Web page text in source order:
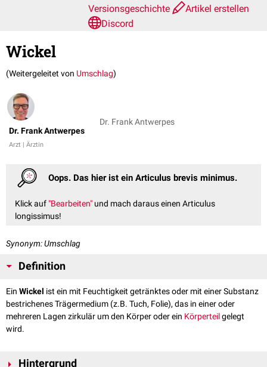
Versionsgeschichte
Artikel erstellen
Discord
Wickel
(Weitergeleitet von Umschlag)
Dr. Frank Antwerpes
Arzt | Ärztin
Dr. Frank Antwerpes
Oops. Das hier ist ein Articulus brevis minimus.
Klick auf "Bearbeiten" und mach daraus einen Articulus
longissimus!
Synonym: Umschlag
Definition
Ein Wickel ist ein mit Feuchtigkeit getränktes oder mit einer Substanz
bestrichenes Trägermedium (z.B. Tuch, Folie), das in einer oder
mehreren Lagen zirkulär um den Körper oder ein Körperteilgelegt
wird.
Hintergrund